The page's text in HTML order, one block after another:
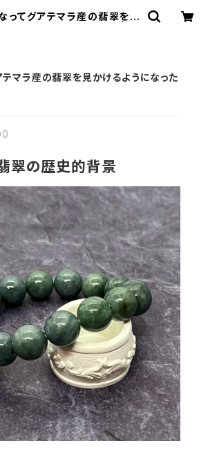
ってグアテマラ産の翡翠を見
マラ産の翡翠を見かけるようになった
翠の歴史的背景